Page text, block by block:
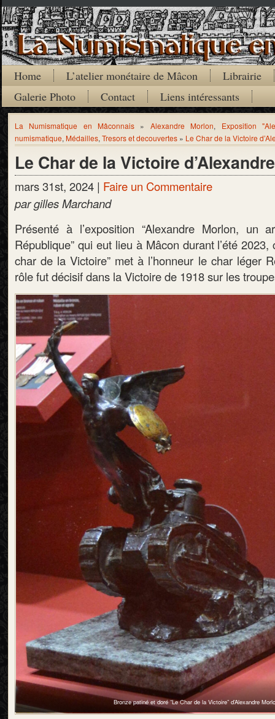
Home L’atelier monétaire de Mâcon
Librairie
Galerie Photo
Contact Liens intéressants
La Numismatique en Mâconnais » Alexandre Morlon, Exposition
numismatique, Médailles, Tresors et decouvertes » Le Char de la Victoire
Le Char de la Victoire
mars 31st, 2024 | Faire un Commentaire
par gilles Marchand
Présenté à l’exposition “Alexandre Morlon,
République” qui eut lieu à Mâcon durant l’été 2023,
char de la Victoire” met à l’honneur le char léger
rôle fut décisif dans la Victoire de 1918 sur les
Bronze patiné et doré “Le Char de la Victoire” d’Alexandre